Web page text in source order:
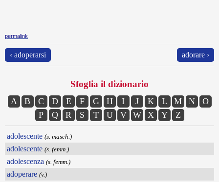
permalink
‹ adoperarsi adorare ›
Sfoglia il dizionario
A B C D E F G H I J K L M N
O
P
Q R S T U V W X Y Z
adolescente (s. masch.)
adolescente (s. femm.)
adolescenza (s. femm.)
adoperare (v.)